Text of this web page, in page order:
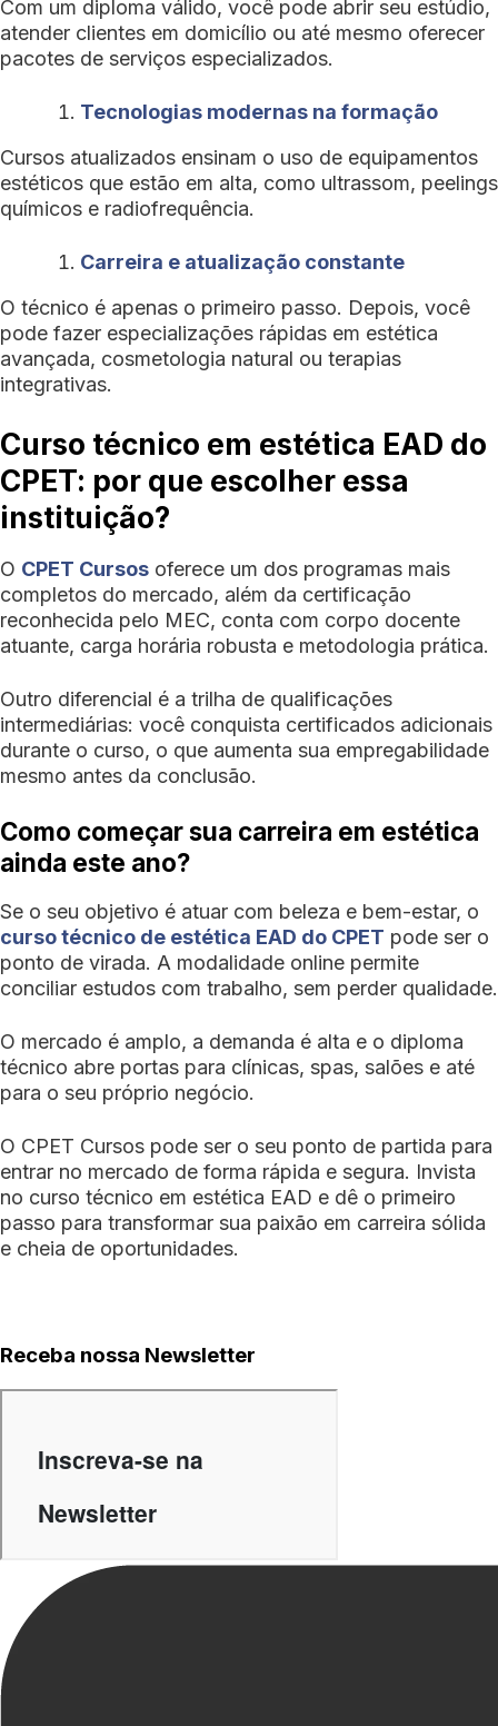
Com um diploma válido, você pode abrir seu estúdio,
atender clientes em domicílio ou até mesmo oferecer
pacotes de serviços especializados.
Tecnologias modernas na formação
Cursos atualizados ensinam o uso de equipamentos
estéticos que estão em alta, como ultrassom, peelings
químicos e radiofrequência.
Carreira e atualização constante
O técnico é apenas o primeiro passo. Depois, você
pode fazer especializações rápidas em estética
avançada, cosmetologia natural ou terapias
integrativas.
Curso técnico em estética EAD do
CPET: por que escolher essa
instituição?
O CPET Cursos oferece um dos programas mais
completos do mercado, além da certificação
reconhecida pelo MEC, conta com corpo docente
atuante, carga horária robusta e metodologia prática.
Outro diferencial é a trilha de qualificações
intermediárias: você conquista certificados adicionais
durante o curso, o que aumenta sua empregabilidade
mesmo antes da conclusão.
Como começar sua carreira em estética
ainda este ano?
Se o seu objetivo é atuar com beleza e bem-estar, o
curso técnico de estética EAD do CPET pode ser o
ponto de virada. A modalidade online permite
conciliar estudos com trabalho, sem perder qualidade.
O mercado é amplo, a demanda é alta e o diploma
técnico abre portas para clínicas, spas, salões e até
para o seu próprio negócio.
O CPET Cursos pode ser o seu ponto de partida para
entrar no mercado de forma rápida e segura. Invista
no curso técnico em estética EAD e dê o primeiro
passo para transformar sua paixão em carreira sólida
e cheia de oportunidades.
Receba nossa Newsletter